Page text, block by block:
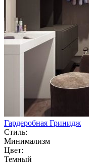
Гардеробная Гринидж
Стиль:
Минимализм
Цвет:
Темный